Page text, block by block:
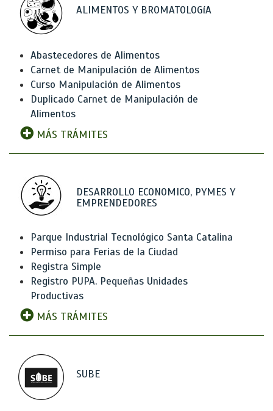
ALIMENTOS Y BROMATOLOGíA
Abastecedores de Alimentos
Carnet de Manipulación de Alimentos
Curso Manipulación de Alimentos
Duplicado Carnet de Manipulación de
Alimentos
MÁS TRÁMITES
DESARROLLO ECONOMICO, PYMES Y
EMPRENDEDORES
Parque Industrial Tecnológico Santa Catalina
Permiso para Ferias de la Ciudad
Registra Simple
Registro PUPA. Pequeñas Unidades
Productivas
MÁS TRÁMITES
SUBE